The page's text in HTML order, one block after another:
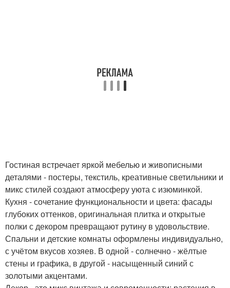
Гостиная встречает яркой мебелью и живописными
деталями - постеры, текстиль, креативные светильники и
микс стилей создают атмосферу уюта с изюминкой.
Кухня - сочетание функциональности и цвета: фасады
глубоких оттенков, оригинальная плитка и открытые
полки с декором превращают рутину в удовольствие.
Спальни и детские комнаты оформлены индивидуально,
с учётом вкусов хозяев. В одной - солнечно - жёлтые
стены и графика, в другой - насыщенный синий с
золотыми акцентами.